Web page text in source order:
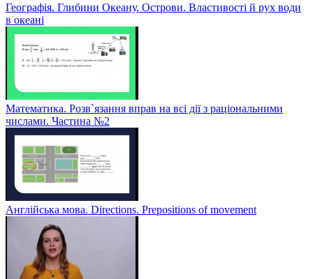
Географія. Глибини Океану. Острови. Властивості й рух води
в океані
Математика. Розв`язання вправ на всі дії з раціональними
числами. Частина №2
Англійська мова. Directions. Prepositions of movement